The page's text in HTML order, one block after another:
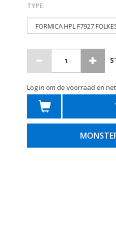
TYPE:
Log in om de voorraad en